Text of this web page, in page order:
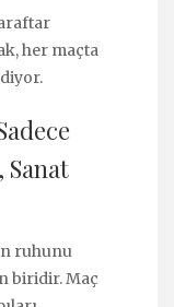
her maçta
Sanat
ruhunu
biridir. Maç